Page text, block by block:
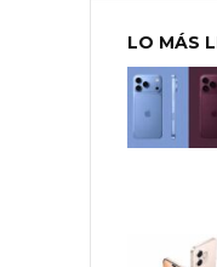
LO MÁS